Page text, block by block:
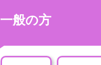
一般の方